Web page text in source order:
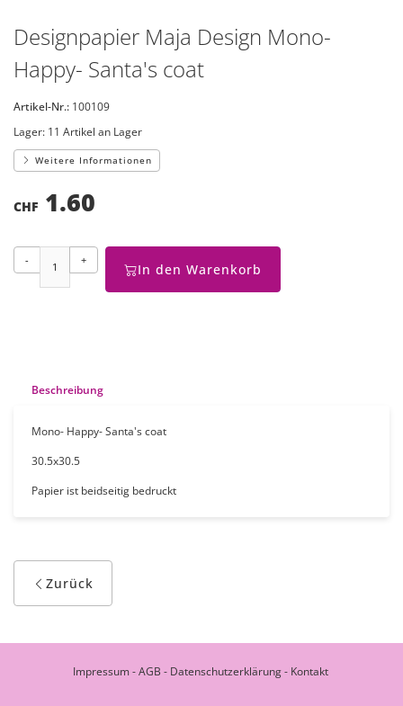
Designpapier Maja Design Mono-
Happy- Santa's coat
Artikel-Nr.: 100109
Lager: 11 Artikel an Lager
Weitere Informationen
CHF 1.60
- +
In den Warenkorb
Beschreibung
Mono- Happy- Santa's coat
30.5x30.5
Papier ist beidseitig bedruckt
Zurück
Impressum-AGB - Datenschutzerklärung- Kontakt